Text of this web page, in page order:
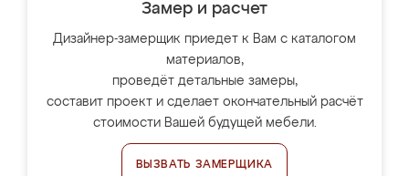
Замер и расчет
Дизайнер-замерщик приедет к Вам с каталогом
материалов,
проведёт детальные замеры,
составит проект и сделает окончательный расчёт
стоимости Вашей будущей мебели.
ВЫЗВАТЬ ЗАМЕРЩИКА